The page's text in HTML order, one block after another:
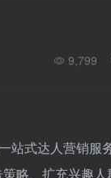
9,799
站式达人营销服
略、扩充兴趣人